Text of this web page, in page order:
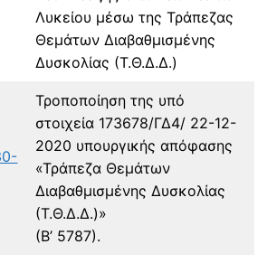
Λυκείου μέσω της Τράπεζας
Θεμάτων Διαβαθμισμένης
Δυσκολίας (Τ.Θ.Δ.Δ.)
Τροποποίηση της υπό
στοιχεία 173678/ΓΔ4/ 22-12-
2020 υπουργικής απόφασης
«Τράπεζα Θεμάτων
Διαβαθμισμένης Δυσκολίας
(Τ.Θ.Δ.Δ.)»
(Β’ 5787).